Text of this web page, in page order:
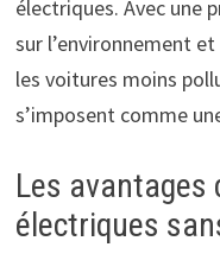
électriques. Avec une
sur l’environnement
les voitures moins
s’imposent comme
Les avantages
électriques